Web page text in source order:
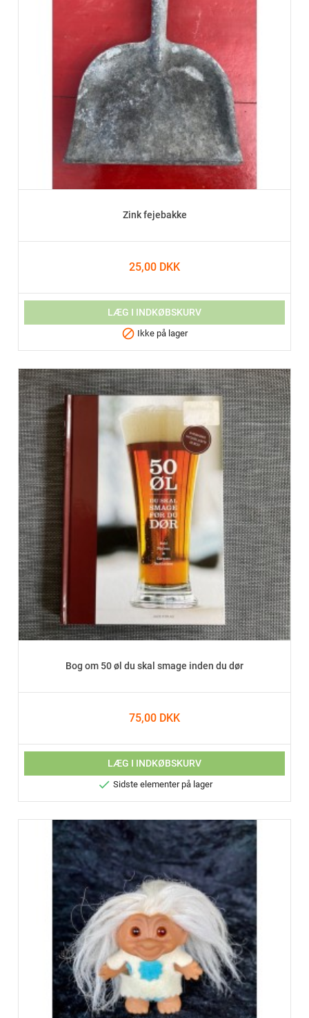
Zink fejebakke
25,00 DKK
LÆG I INDKØBSKURV
 Ikke på lager
Bog om 50 øl du skal smage inden du dør
75,00 DKK
LÆG I INDKØBSKURV
 Sidste elementer på lager